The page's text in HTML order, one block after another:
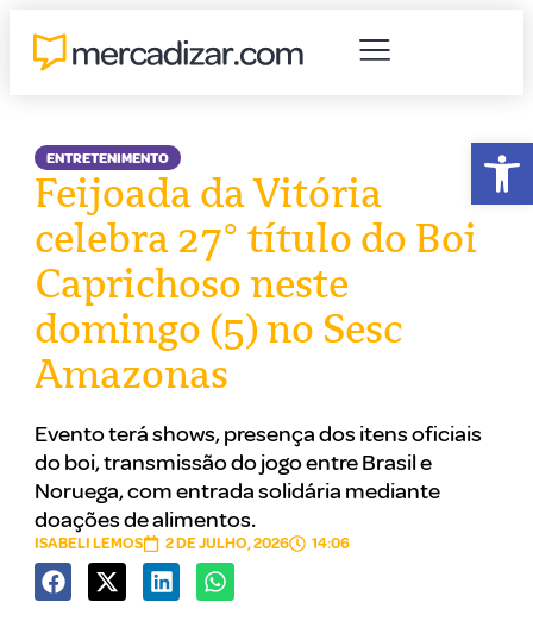
ENTRETENIMENTO
Feijoada da Vitória
celebra 27° título do Boi
Caprichoso neste
domingo (5) no Sesc
Amazonas
Evento terá shows, presença dos itens oficiais
do boi, transmissão do jogo entre Brasil e
Noruega, com entrada solidária mediante
doações de alimentos.
ISABELI LEMOS 2 DE JULHO, 2026 14:06